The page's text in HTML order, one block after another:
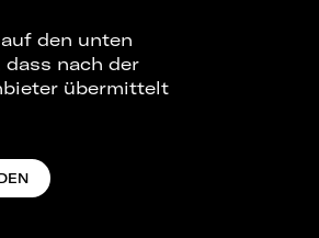
den unten
nach der
übermittelt